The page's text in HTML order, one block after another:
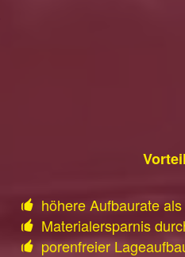
höhere Aufbaurate
Materialersparnis
porenfreier